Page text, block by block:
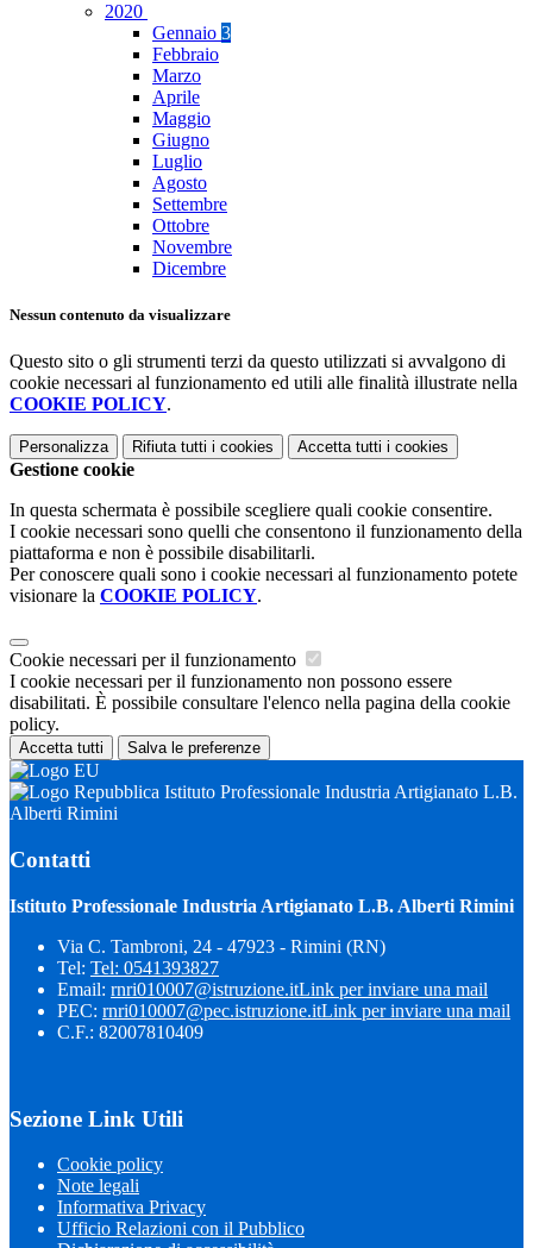
2020
Gennaio 3
Febbraio
Marzo
Aprile
Maggio
Giugno
Luglio
Agosto
Settembre
Ottobre
Novembre
Dicembre
Nessun contenuto da visualizzare
Questo sito o gli strumenti terzi da questo utilizzati si avvalgono di
cookie necessari al funzionamento ed utili alle finalità illustrate nella
COOKIE POLICY.
Personalizza Rifiuta tutti i cookies Accetta tutti i cookies
Gestione cookie
In questa schermata è possibile scegliere quali cookie consentire.
I cookie necessari sono quelli che consentono il funzionamento della
piattaforma e non è possibile disabilitarli.
Per conoscere quali sono i cookie necessari al funzionamento potete
visionare la COOKIE POLICY.
Cookie necessari per il funzionamento
I cookie necessari per il funzionamento non possono essere
disabilitati. È possibile consultare l'elenco nella pagina della cookie
policy.
Accetta tutti Salva le preferenze
Istituto Professionale Industria Artigianato L.B.
Alberti Rimini
Contatti
Istituto Professionale Industria Artigianato L.B. Alberti Rimini
Via C. Tambroni, 24 - 47923 - Rimini (RN)
Tel: Tel: 0541393827
Email: rnri010007@istruzione.itLink per inviare una mail
PEC: rnri010007@pec.istruzione.itLink per inviare una mail
C.F.: 82007810409
Sezione Link Utili
Cookie policy
Note legali
Informativa Privacy
Ufficio Relazioni con il Pubblico